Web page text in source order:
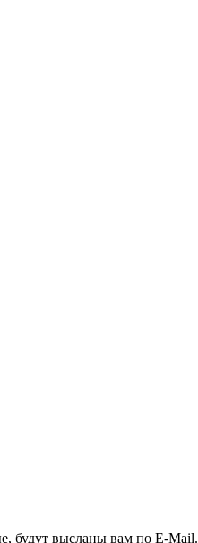
будут высланы вам по E-Mail.